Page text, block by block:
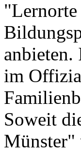
"Lernorte
anbieten.
im
Soweit
Münster"